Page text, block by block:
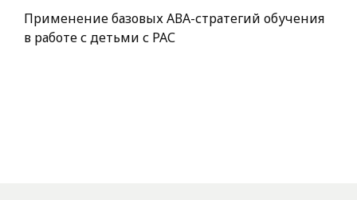
Применение базовых АВА-стратегий обучения
в работе с детьми с РАС